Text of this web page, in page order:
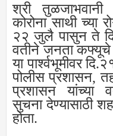
श्री तुळजाभवानी
कोरोना साथी च्या
२२ जुलै पासुन ते
वतीने जनता
या पार्श्वभूमीवर
पोलीस प्रशासन,
प्रशासन यांच्या
सुचना देण्यासाठी
होता.